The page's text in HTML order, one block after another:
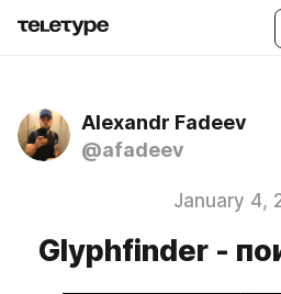
Alexandr Fadeev
@afadeev
January 4,
Glyphfinder -